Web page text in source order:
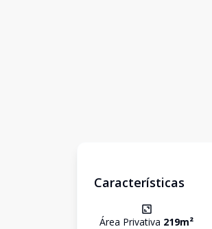
Características
Área Privativa 219m²